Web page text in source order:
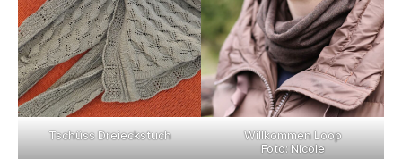
Tschüss Dreieckstuch
Willkommen Loop
Foto: Nicole